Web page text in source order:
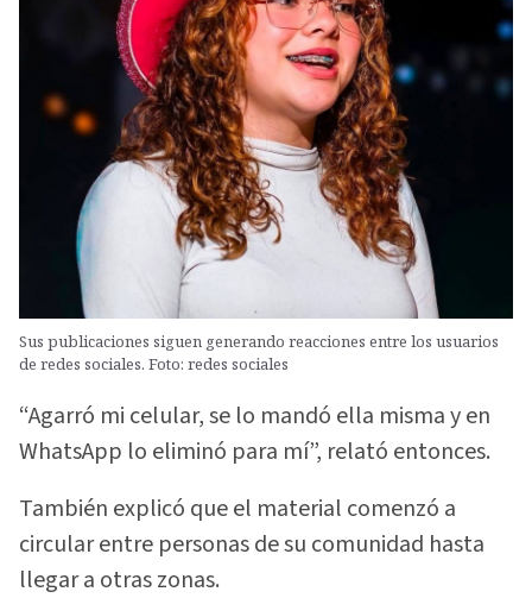
Sus publicaciones siguen generando reacciones entre los usuarios
de redes sociales. Foto: redes sociales
“Agarró mi celular, se lo mandó ella misma y en
WhatsApp lo eliminó para mí”, relató entonces.
También explicó que el material comenzó a
circular entre personas de su comunidad hasta
llegar a otras zonas.